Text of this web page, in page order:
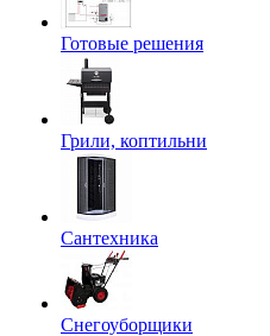
Готовые решения
Грили, коптильни
Сантехника
Снегоуборщики